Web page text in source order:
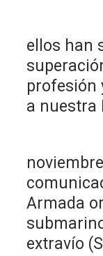
ellos han
profesión
a nuestra
Armada
extravío